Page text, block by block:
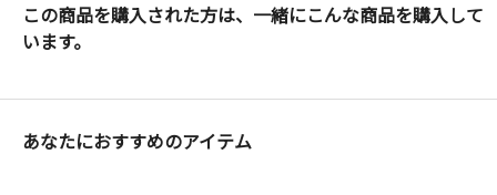
この商品を購入された方は、一緒にこんな商品を購入して
います。
あなたにおすすめのアイテム